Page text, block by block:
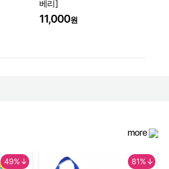
베리]
11,000원
more
49%↓ 81%↓